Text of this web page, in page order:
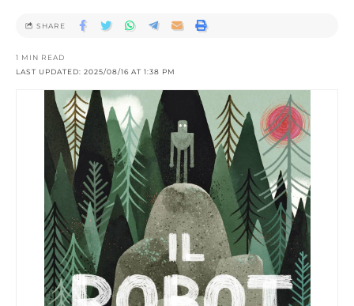
LAST UPDATED: 2025/08/16 AT 1:38 PM
1 MIN READ
SHARE